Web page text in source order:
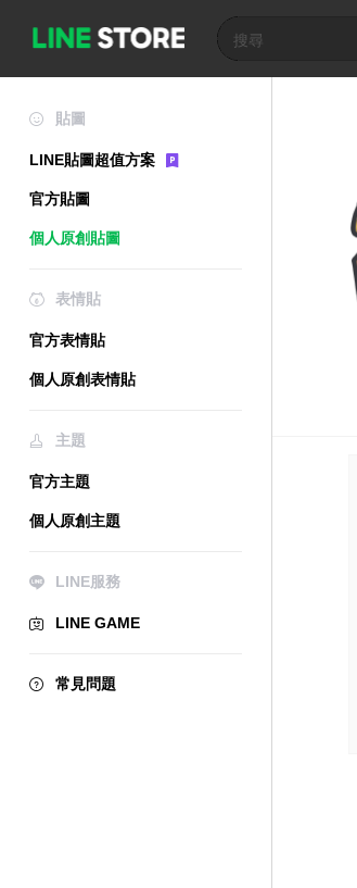
貼圖
LINE貼圖超值方案
官方貼圖
個人原創貼圖
表情貼
官方表情貼
個人原創表情貼
主題
官方主題
個人原創主題
LINE服務
LINE GAME
常見問題